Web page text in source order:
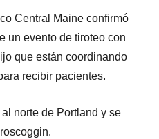
Central Maine confirmó
un evento de tiroteo con
que están coordinando
recibir pacientes.
norte de Portland y se